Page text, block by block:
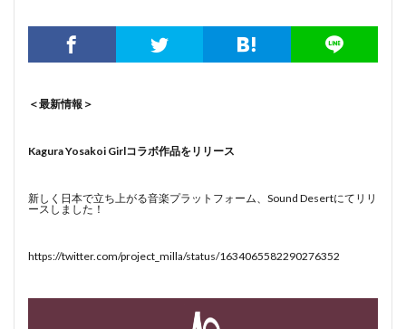
＜最新情報＞
Kagura Yosakoi Girlコラボ作品をリリース
新しく日本で立ち上がる音楽プラットフォーム、Sound Desertにてリリ
ースしました！
https://twitter.com/project_milla/status/1634065582290276352